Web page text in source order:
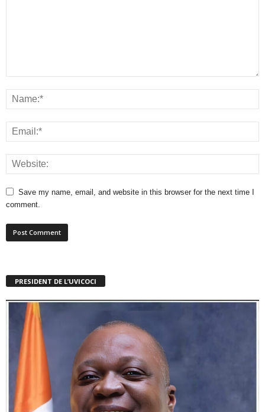
Save my name, email, and website in this browser for the next time I
comment.
PRESIDENT DE L’UVICOCI